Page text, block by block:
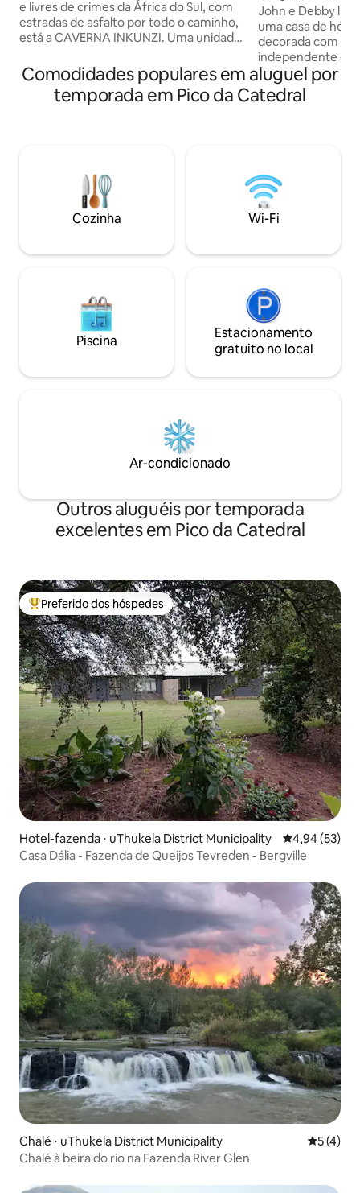
e livres de crimes da África do Sul, com
estradas de asfalto por todo o caminho,
está a CAVERNA INKUNZI. Uma unidade
proprietário com um tema Bushman. 1
quarto apenas com cama de casal. Cama
de solteiro na sala de estar. Um incrível
estão listadas separadamente: THE
ZULU HUT e DIDDLY SQUAT. Todos têm
vistas deslumbrantes para a montanha,
são confortáveis e totalmente
John e Debby lhe
uma casa de
decorada com
independente
Private Estate no
um patrimônio
size, TV a cabo,
caminhadas,
na sua porta.
supermercado,
centros de
uma curta
Comodidades populares em aluguel por
temporada em Pico da Catedral
Cozinha Wi-Fi
Piscina
Estacionamento
gratuito no local
Ar-condicionado
Outros aluguéis por temporada
excelentes em Pico da Catedral
Entre os melhores preferidos dos hóspedes
Preferido dos hóspedes
Hotel-fazenda ⋅ uThukela District Municipality 4,94 de uma
4,94 (53)
Casa Dália - Fazenda de Queijos Tevreden - Bergville
Chalé ⋅ uThukela District Municipality 5 de
5 (4)
Chalé à beira do rio na Fazenda River Glen